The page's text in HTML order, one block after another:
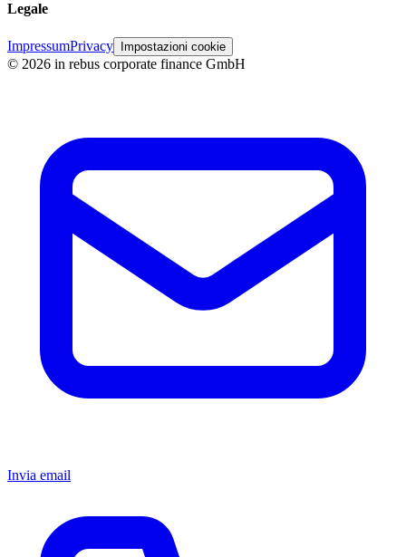
Legale
ImpressumPrivacy Impostazioni cookie
© 2026 in rebus corporate finance GmbH
Invia email